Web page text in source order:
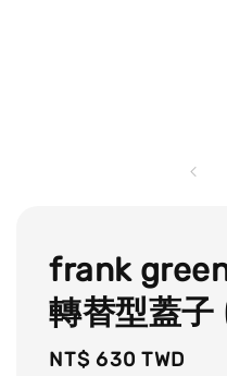
frank
轉替型蓋子
Regular
NT$ 630 TWD